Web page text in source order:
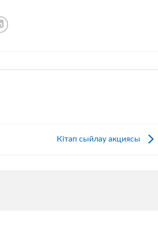
Кітап сыйлау акциясы